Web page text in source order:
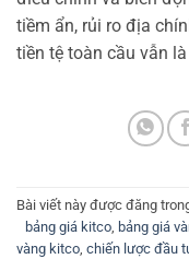
tiềm ẩn, rủi ro địa
tiền tệ toàn cầu vẫn
Bài viết này được đăng
bảng giá kitco, bảng giá
vàng kitco, chiến lược đầu